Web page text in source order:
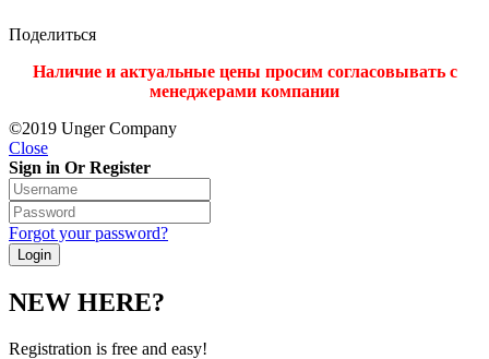
Поделиться
Наличие и актуальные цены просим согласовывать с
менеджерами компании
©2019 Unger Company
Close
Sign in Or Register
Forgot your password?
NEW HERE?
Registration is free and easy!